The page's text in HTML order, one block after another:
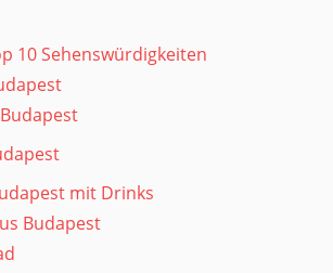
10 Sehenswürdigkeiten
mit Drinks
Budapest